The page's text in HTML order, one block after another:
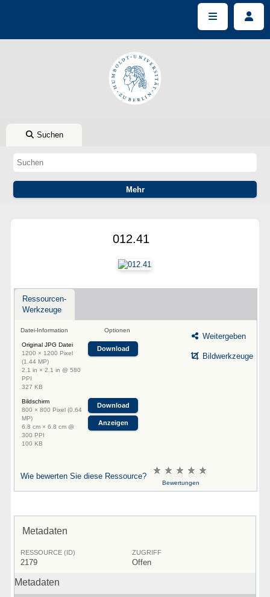
Suchen
012.41
Ressourcen-
Werkzeuge
Datei-Information Optionen
Original JPG Datei
1200 × 1200 Pixel
(1.44 MP)
2.1 in × 2.1 in @ 580
PPI
327 KB
Download
Bildschirm
800 × 800 Pixel (0.64
MP)
6.8 cm × 6.8 cm @
300 PPI
100 KB
Download
Anzeigen
Weitergeben
Bildwerkzeuge
Wie bewerten Sie diese Ressource?
Bewertungen
Metadaten
RESSOURCE (ID)
2179
ZUGRIFF
Offen
Metadaten